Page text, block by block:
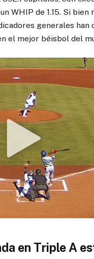
WHIP de 1.15. Si
generales
el mejor béisbol del
en Triple A